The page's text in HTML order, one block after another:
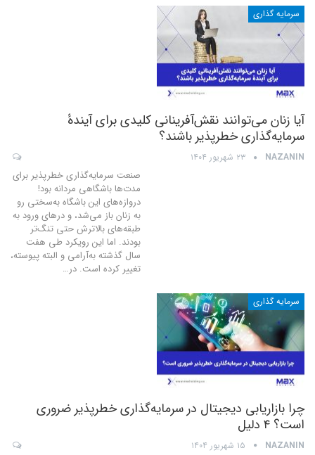
سرمایه گذاری
آیا زنان می‌توانند نقش‌آفرینانی کلیدی برای آیندهٔ
سرمایه‌گذاری خطرپذیر باشند؟
NAZANIN ۲۳ شهریور ۱۴۰۴
صنعت سرمایه‌گذاری خطرپذیر برای
مدت‌ها باشگاهی مردانه بود!
دروازه‌های این باشگاه به‌سختی رو
به زنان باز می‌شد، و درهای ورود به
طبقه‌های بالاترش حتی تنگ‌تر
بودند. اما این رویکرد طی هفت
سال گذشته به‌آرامی و البته پیوسته،
تغییر کرده است. در…
سرمایه گذاری
چرا بازاریابی دیجیتال در سرمایه‌گذاری خطرپذیر ضروری
است؟ ۴ دلیل
NAZANIN ۱۵ شهریور ۱۴۰۴